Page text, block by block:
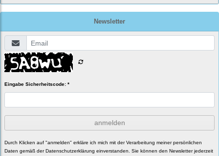
Newsletter
Eingabe Sicherheitscode: *
anmelden
Durch Klicken auf "anmelden" erkläre ich mich mit der Verarbeitung meiner persönlichen
Daten gemäß der Datenschutzerklärung einverstanden. Sie können den Newsletter jederzeit